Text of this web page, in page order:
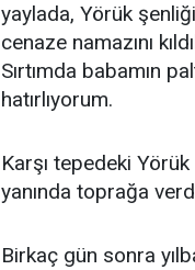
yaylada, Yörük
cenaze namazını
Sırtımda babamın
hatırlıyorum.
Karşı tepedeki Yörük
yanında toprağa
Birkaç gün sonra